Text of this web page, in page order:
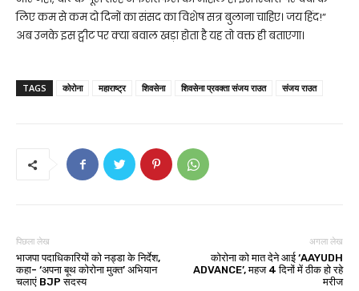
लिए कम से कम दो दिनों का संसद का विशेष सत्र बुलाना चाहिए। जय हिंद!”
अब उनके इस ट्वीट पर क्या बवाल खड़ा होता है यह तो वक्त ही बताएगा।
TAGS कोरोना महाराष्ट्र शिवसेना शिवसेना प्रवक्ता संजय राउत संजय राउत
पिछला लेख
भाजपा पदाधिकारियों को नड्डा के निर्देश,
कहा- ‘अपना बूथ कोरोना मुक्त’ अभियान
चलाएं BJP सदस्‍य
अगला लेख
कोरोना को मात देने आई ‘AAYUDH
ADVANCE’, महज 4 दिनों में ठीक हो रहे
मरीज